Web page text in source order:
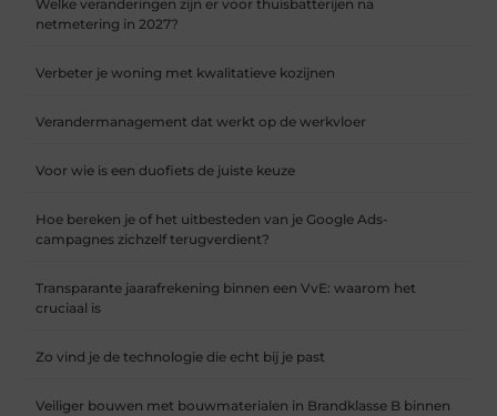
Welke veranderingen zijn er voor thuisbatterijen na
netmetering in 2027?
Verbeter je woning met kwalitatieve kozijnen
Verandermanagement dat werkt op de werkvloer
Voor wie is een duofiets de juiste keuze
Hoe bereken je of het uitbesteden van je Google Ads-
campagnes zichzelf terugverdient?
Transparante jaarafrekening binnen een VvE: waarom het
cruciaal is
Zo vind je de technologie die echt bij je past
Veiliger bouwen met bouwmaterialen in Brandklasse B binnen